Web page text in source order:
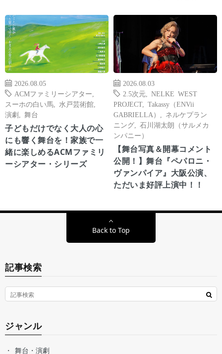
2026.08.05
ACMファミリーシアター
スーホの白い馬
水戸芸術館
演劇
舞台
子どもだけでなく大人の心
にも響く舞台を！家族で一
緒に楽しめるACMファミリ
ーシアター・シリーズ
2026.08.03
2.5次元
NELKE WEST
PROJECT, Takassy（ENVii
GABRIELLA）
ネルケプラン
ニング
石川湖太朗（サルメカ
ンパニー）
【舞台写真＆開幕コメント
公開！】舞台『ペパロニ・
ヴァンパイア』大阪公演、
ただいま好評上演中！！
Back to Top
記事検索
ジャンル
舞台・演劇